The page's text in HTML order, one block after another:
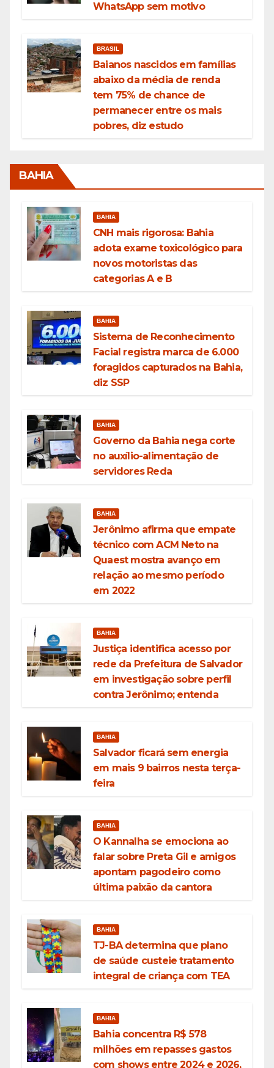
WhatsApp sem motivo
BRASIL
Baianos nascidos em famílias
abaixo da média de renda
tem 75% de chance de
permanecer entre os mais
pobres, diz estudo
BAHIA
BAHIA
CNH mais rigorosa: Bahia
adota exame toxicológico para
novos motoristas das
categorias A e B
BAHIA
Sistema de Reconhecimento
Facial registra marca de 6.000
foragidos capturados na Bahia,
diz SSP
BAHIA
Governo da Bahia nega corte
no auxílio-alimentação de
servidores Reda
BAHIA
Jerônimo afirma que empate
técnico com ACM Neto na
Quaest mostra avanço em
relação ao mesmo período
em 2022
BAHIA
Justiça identifica acesso por
rede da Prefeitura de Salvador
em investigação sobre perfil
contra Jerônimo; entenda
BAHIA
Salvador ficará sem energia
em mais 9 bairros nesta terça-
feira
BAHIA
O Kannalha se emociona ao
falar sobre Preta Gil e amigos
apontam pagodeiro como
última paixão da cantora
BAHIA
TJ-BA determina que plano
de saúde custeie tratamento
integral de criança com TEA
BAHIA
Bahia concentra R$ 578
milhões em repasses gastos
com shows entre 2024 e 2026,